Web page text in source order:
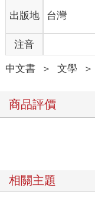
澤，五官小巧工整，
「啊，是老闆娘嗎？」
「我是小老闆娘，名
迎接貴客，非常抱歉。
禮貌回答了愛夢的問
的旅客而言，無論她
折服的是，圓的態度
「可以麻煩三位來櫃
感覺。氣氛一下子融
點不食人間煙火的小
字，一邊找話說：
「這裡相當安靜呢。」
出版地 台灣
注音
中文書 ＞ 文學 ＞
商品評價
相關主題